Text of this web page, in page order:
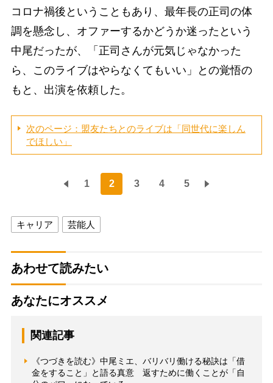
コロナ禍後ということもあり、最年長の正司の体
調を懸念し、オファーするかどうか迷ったという
中尾だったが、「正司さんが元気じゃなかった
ら、このライブはやらなくてもいい」との覚悟の
もと、出演を依頼した。
次のページ：盟友たちとのライブは「同世代に楽しん
でほしい」
1 2 3 4 5
キャリア 芸能人
あわせて読みたい
あなたにオススメ
関連記事
《つづきを読む》中尾ミエ、バリバリ働ける秘訣は「借
金をすること」と語る真意 返すために働くことが「自